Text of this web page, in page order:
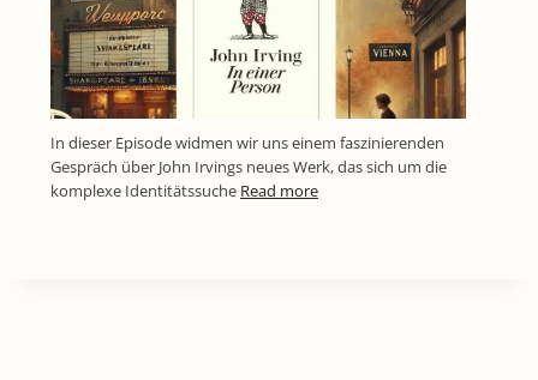
In dieser Episode widmen wir uns einem faszinierenden
Gespräch über John Irvings neues Werk, das sich um die
komplexe Identitätssuche Read more